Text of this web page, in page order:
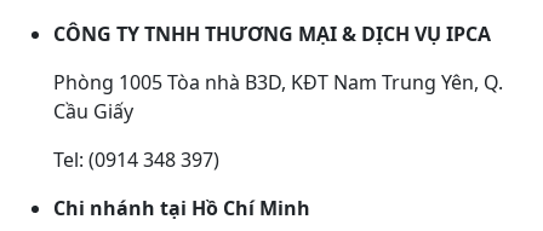
CÔNG TY TNHH THƯƠNG MẠI & DỊCH VỤ IPCA
Phòng 1005 Tòa nhà B3D, KĐT Nam Trung Yên, Q.
Cầu Giấy
Tel: (0914 348 397)
Chi nhánh tại Hồ Chí Minh